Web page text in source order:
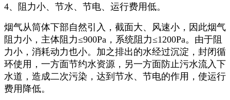
4、阻力小、节水、节电、运行费用低。
烟气从筒体下部自然引入，截面大、风速小，因此烟气
阻力小，主体阻力≤900Pa，系统阻力≤1200Pa。由于阻
力小，消耗动力也小。加之排出的水经过沉淀，封闭循
环使用，一方面节约水资源，另一方面防止污水流入下
水道，造成二次污染，达到节水、节电的作用，使运行
费用降低。